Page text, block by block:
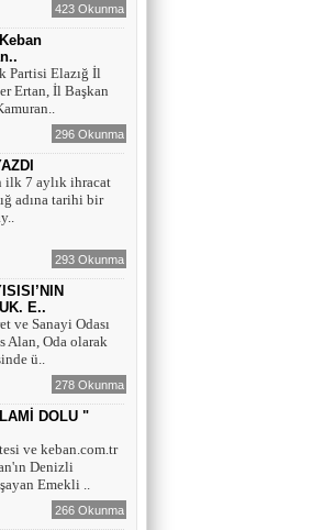
423 Okunma
Elazığ İl
Ertan, İl Başkan
296 Okunma
ilk 7 aylık ihracat
adına tarihi bir
293 Okunma
E..
ve Sanayi Odası
Alan, Oda olarak
ü..
278 Okunma
DOLU "
ve keban.com.tr
Denizli
Emekli ..
266 Okunma